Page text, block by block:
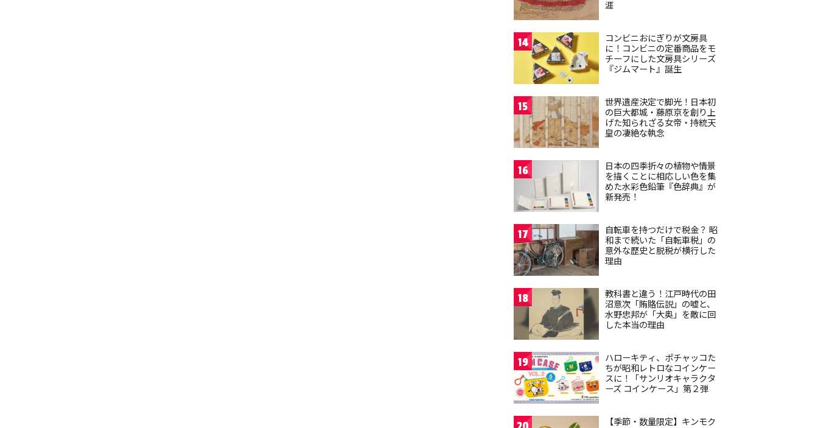
涯
14
コンビニおにぎりが文房具
に！コンビニの定番商品をモ
チーフにした文房具シリーズ
『ジムマート』誕生
15
世界遺産決定で脚光！日本初
の巨大都城・藤原京を創り上
げた知られざる女帝・持統天
皇の凄絶な執念
16
日本の四季折々の植物や情景
を描くことに相応しい色を集
めた水彩色鉛筆『色辞典』が
新発売！
17
自転車を持つだけで税金？ 昭
和まで続いた「自転車税」の
意外な歴史と脱税が横行した
理由
18
教科書と違う！江戸時代の田
沼意次「賄賂伝説」の嘘と、
水野忠邦が「大奥」を敵に回
した本当の理由
19
ハローキティ、ポチャッコた
ちが昭和レトロなコインケー
スに！「サンリオキャラクタ
ーズ コインケース」第２弾
【季節・数量限定】キンモク